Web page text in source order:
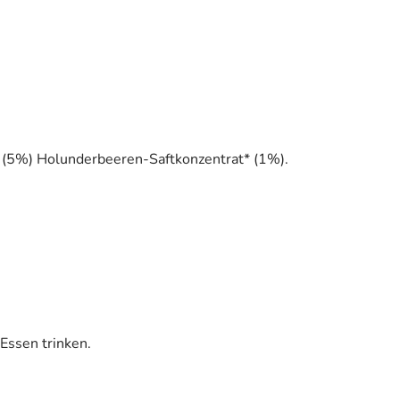
Holunderbeeren-Saftkonzentrat* (1%).
trinken.